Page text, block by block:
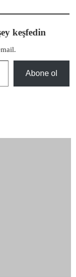
keşfedin
Abone ol